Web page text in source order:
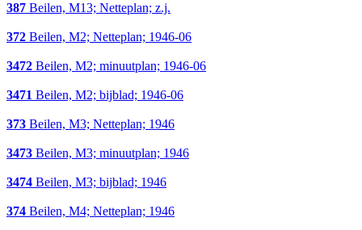
387 Beilen, M13; Netteplan; z.j.
372 Beilen, M2; Netteplan; 1946-06
3472 Beilen, M2; minuutplan; 1946-06
3471 Beilen, M2; bijblad; 1946-06
373 Beilen, M3; Netteplan; 1946
3473 Beilen, M3; minuutplan; 1946
3474 Beilen, M3; bijblad; 1946
374 Beilen, M4; Netteplan; 1946